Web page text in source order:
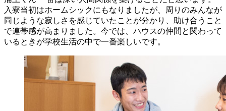
入寮当初はホームシックにもなりましたが、周りのみんなが
同じような寂しさを感じていたことが分かり、助け合うこと
で連帯感が高まりました。今では、ハウスの仲間と関わって
いるときが学校生活の中で一番楽しいです。